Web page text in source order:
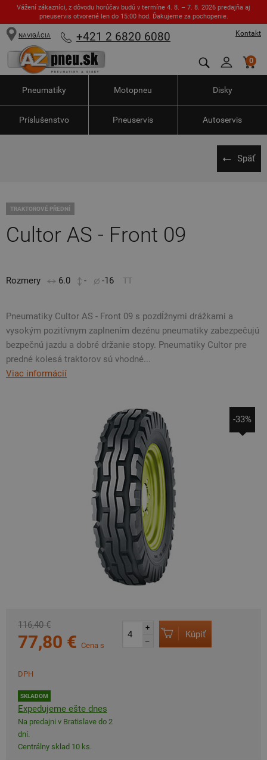
Vážení zákazníci, z dôvodu horúčav budú v termíne 4. 8. – 7. 8. 2026 predajňa aj
pneuservis otvorené len do 15:00 hod. Ďakujeme za pochopenie.
Kontakt
NAVIGÁCIA +421 2 6820 6080
0
Pneumatiky Motopneu Disky
Príslušenstvo Pneuservis Autoservis
Späť
TRAKTOROVÉ PŘEDNÍ
Cultor AS - Front 09
Rozmery 6.0 - -16 TT
Pneumatiky Cultor AS - Front 09 s pozdĺžnymi drážkami a
vysokým pozitívnym zaplnením dezénu pneumatiky zabezpečujú
bezpečnú jazdu a dobré držanie stopy. Pneumatiky Cultor pre
predné kolesá traktorov sú vhodné...
Viac informácií
-33%
116,40 €
77,80 € Cena s
DPH
SKLADOM
Expedujeme ešte dnes
Na predajni v Bratislave do 2
dní.
Centrálny sklad 10 ks.
+
–
Kúpiť